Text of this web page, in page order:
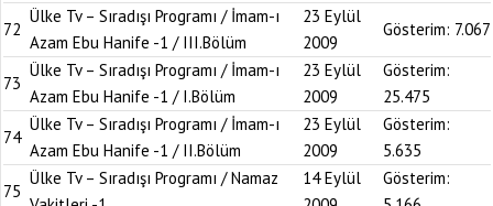
72
Ülke Tv – Sıradışı Programı / İmam-ı
Azam Ebu Hanife -1 / III.Bölüm
23 Eylül
2009
Gösterim: 7.067
73
Ülke Tv – Sıradışı Programı / İmam-ı
Azam Ebu Hanife -1 / I.Bölüm
23 Eylül
2009
Gösterim:
25.475
74
Ülke Tv – Sıradışı Programı / İmam-ı
Azam Ebu Hanife -1 / II.Bölüm
23 Eylül
2009
Gösterim:
5.635
75
Ülke Tv – Sıradışı Programı / Namaz
14 Eylül
Gösterim: